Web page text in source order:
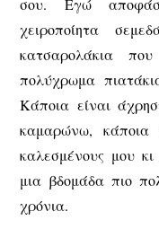
σου. Εγώ
χειροποίητα
κατσαρολάκια
πολύχρωμα
Κάποια είναι
καμαρώνω,
καλεσμένους μου
μια βδομάδα πιο
χρόνια.